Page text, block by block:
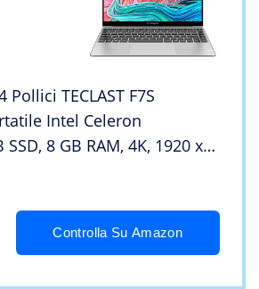
TECLAST F7S
Intel Celeron
SSD, 8 GB RAM, 4K, 1920 x
10 Grigio
Controlla Su Amazon